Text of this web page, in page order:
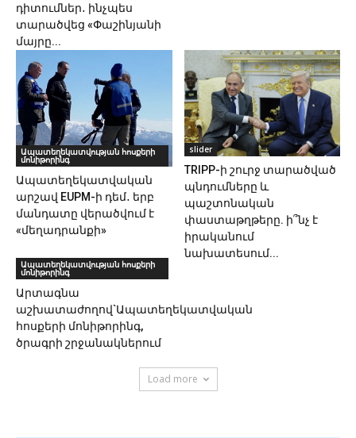
դիտումներ․ ինչպես
տարածվեց «Փաշինյանի
մայրը...
Ապատեղեկատվության հոսքերի
մոնիթորինգ
Ապատեղեկատվական
արշավ EUPM-ի դեմ․ երբ
մանդատը վերածվում է
«մեղադրանքի»
slider
TRIPP-ի շուրջ տարածված
պնդումները և
պաշտոնական
փաստաթղթերը. ի՞նչ է
իրականում
նախատեսում...
Ապատեղեկատվության հոսքերի
մոնիթորինգ
Արտագնա
աշխատաժողով`Ապատեղեկատվական
հոսքերի մոնիթորինգ,
ծրագրի շրջանակներում
Load more